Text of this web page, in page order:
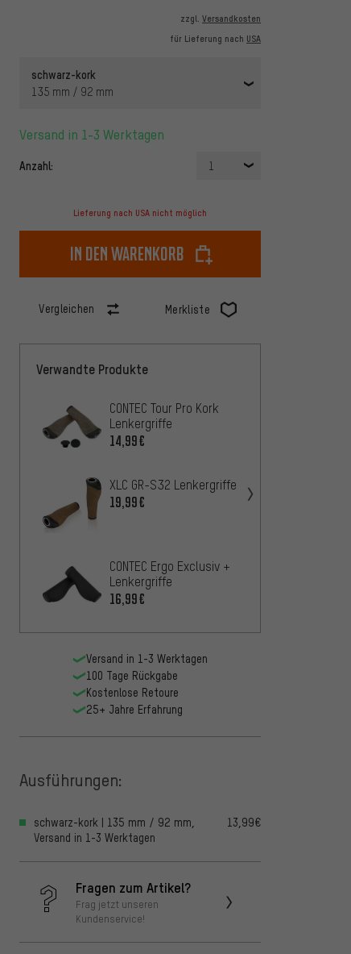
zzgl. Versandkosten
für Lieferung nach USA
schwarz-kork
135 mm / 92 mm
Versand in 1-3 Werktagen
Anzahl: 1
Lieferung nach USA nicht möglich
In den Warenkorb
Vergleichen Merkliste
Verwandte Produkte
CONTEC Tour Pro Kork
Lenkergriffe
14,99€
XLC GR-S32 Lenkergriffe
19,99€
CONTEC Ergo Exclusiv +
Lenkergriffe
16,99€
Versand in 1-3 Werktagen
100 Tage Rückgabe
Kostenlose Retoure
25+ Jahre Erfahrung
Ausführungen:
schwarz-kork | 135 mm / 92 mm,
Versand in 1-3 Werktagen
13,99€
Fragen zum Artikel?
Frag jetzt unseren
Kundenservice!